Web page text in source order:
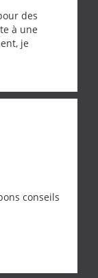
des
à une
je
conseils